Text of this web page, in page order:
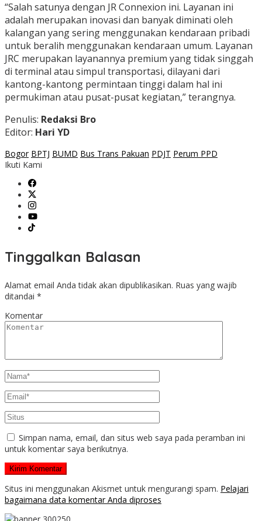
“Salah satunya dengan JR Connexion ini. Layanan ini
adalah merupakan inovasi dan banyak diminati oleh
kalangan yang sering menggunakan kendaraan pribadi
untuk beralih menggunakan kendaraan umum. Layanan
JRC merupakan layanannya premium yang tidak singgah
di terminal atau simpul transportasi, dilayani dari
kantong-kantong permintaan tinggi dalam hal ini
permukiman atau pusat-pusat kegiatan,” terangnya.
Penulis: Redaksi Bro
Editor: Hari YD
Bogor BPTJ BUMD Bus Trans Pakuan PDJT Perum PPD
Ikuti Kami
Tinggalkan Balasan
Alamat email Anda tidak akan dipublikasikan. Ruas yang wajib
ditandai *
Komentar
Simpan nama, email, dan situs web saya pada peramban ini
untuk komentar saya berikutnya.
Situs ini menggunakan Akismet untuk mengurangi spam. Pelajari
bagaimana data komentar Anda diproses